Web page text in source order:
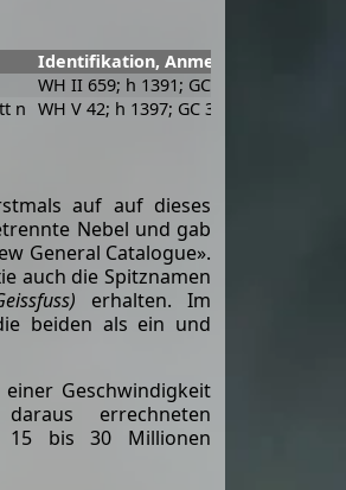
Identifikation, Anmerkungen
WH II 659; h 1391; GC 3159; UGC
n WH V 42; h 1397; GC 3165; UGC 7865;
auf auf dieses
Nebel und gab
General Catalogue».
auch die Spitznamen
erhalten. Im
beiden als ein und
Geschwindigkeit
errechneten
15 bis 30 Millionen